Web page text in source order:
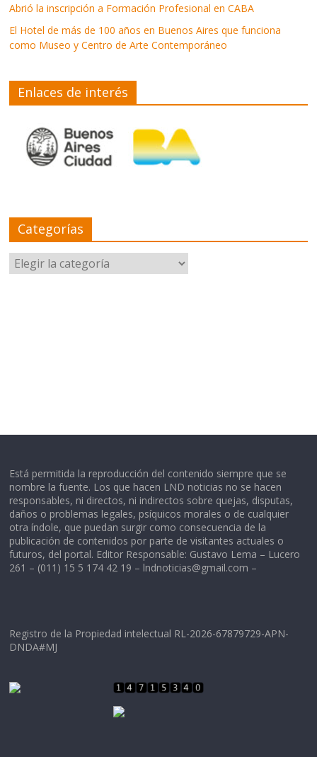
Abrió la inscripción a Formación Profesional en CABA
El Hotel de más de 100 años en Buenos Aires que funciona
como Museo y Centro de Arte Contemporáneo
Enlaces de interés
Categorías
Categorías
Está permitida la reproducción del contenido siempre que se
nombre la fuente. Los que hacen LND noticias no se hacen
responsables, ni directos, ni indirectos sobre quejas, disputas,
daños o problemas legales, psíquicos morales o de cualquier
otra índole, que puedan surgir como consecuencia de la
publicación de contenidos por parte de visitantes actuales o
futuros, del portal. Editor Responsable: Gustavo Lema – Lucero
261 – (011) 15 5 174 42 19 – lndnoticias@gmail.com –
Registro de la Propiedad intelectual RL-2026-67879729-APN-
DNDA#MJ